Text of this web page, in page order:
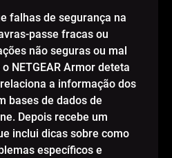
falhas de segurança na
passe fracas ou
não seguras ou mal
NETGEAR Armor deteta
a informação dos
bases de dados de
Depois recebe um
inclui dicas sobre como
específicos e